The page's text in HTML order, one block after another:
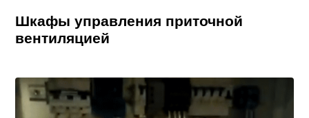
Шкафы управления приточной
вентиляцией